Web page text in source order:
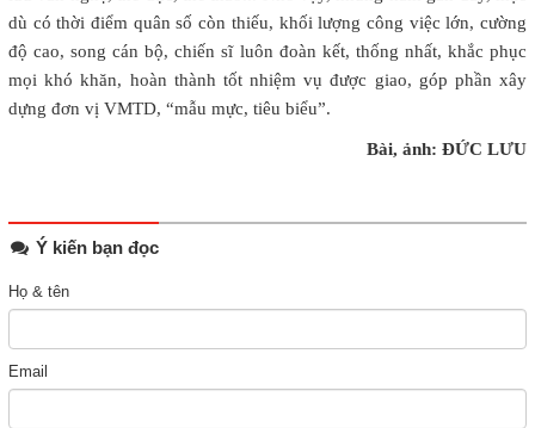
dù có thời điểm quân số còn thiếu, khối lượng công việc lớn, cường
độ cao, song cán bộ, chiến sĩ luôn đoàn kết, thống nhất, khắc phục
mọi khó khăn, hoàn thành tốt nhiệm vụ được giao, góp phần xây
dựng đơn vị VMTD, “mẫu mực, tiêu biểu”.
Bài, ảnh: ĐỨC LƯU
Ý kiến bạn đọc
Họ & tên
Email